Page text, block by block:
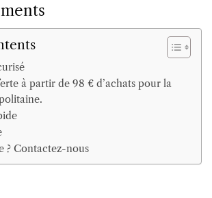
à partir de 98 € d’achats pour la
? Contactez-nous